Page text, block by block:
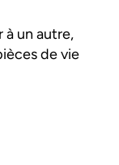
à un autre,
de vie